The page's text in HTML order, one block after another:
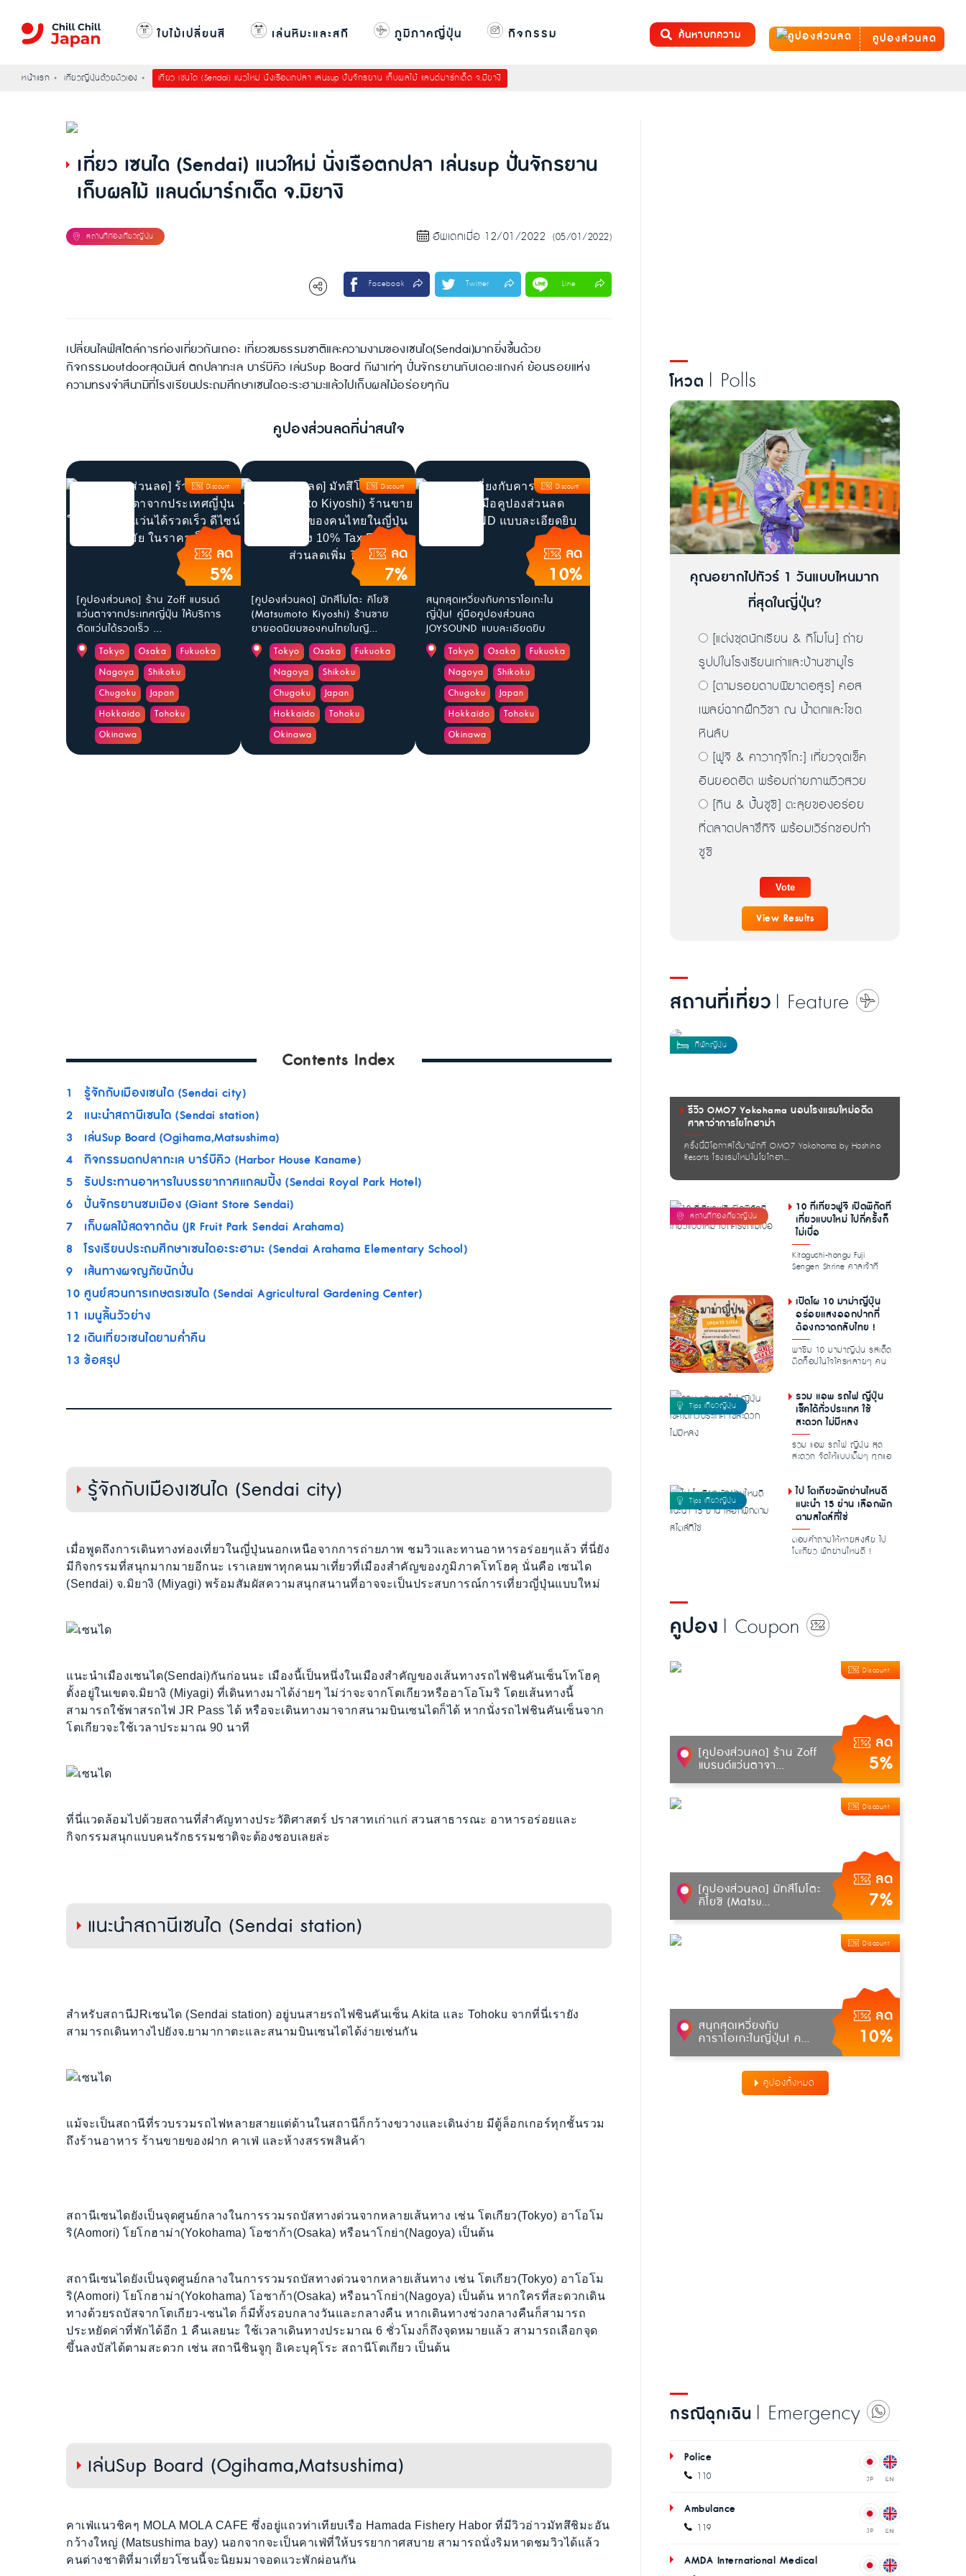
ใบไม้เปลี่ยนสี เล่นหิมะและสกี ภูมิภาคญี่ปุ่น กิจกรรม ค้นหาบทความ คูปองส่วนลด
หน้าแรก เที่ยวญี่ปุ่นด้วยตัวเอง เที่ยว เซนได (Sendai) แนวใหม่ นั่งเรือตกปลา เล่นsup ปั่นจักรยาน เก็บผลไม้ แลนด์มาร์กเด็ด จ.มิยางิ
เที่ยว เซนได (Sendai) แนวใหม่ นั่งเรือตกปลา เล่นsup ปั่นจักรยาน
เก็บผลไม้ แลนด์มาร์กเด็ด จ.มิยางิ
อัพเดทเมื่อ 12/01/2022 (05/01/2022)
Facebook Twitter Line
เปลี่ยนไลฟ์สไตล์การท่องเที่ยวกันเถอะ เที่ยวชมธรรมชาติและความงามของเซนได(Sendai)มากยิ่งขึ้นด้วย
กิจกรรมoutdoorสุดมันส์ ตกปลาทะเล บาร์บีคิว เล่นSup Board กีฬาเท่ๆ ปั่นจักรยานกับเดอะแกงค์ ย้อนรอยแห่ง
ความทรงจำสึนามิที่โรงเรียนประถมศึกษาเซนไดอะระฮามะแล้วไปเก็บผลไม้อร่อยๆกัน
คูปองส่วนลดที่น่าสนใจ
ลด
5%
Discount
[คูปองส่วนลด] ร้าน Zoff แบรนด์
แว่นตาจากประเทศญี่ปุ่น ให้บริการ
ตัดแว่นได้รวดเร็ว ...
Tokyo Osaka
Fukuoka
Nagoya
Shikoku
Chugoku
Japan
Hokkaido
Tohoku
Okinawa
ลด
7%
Discount
[คูปองส่วนลด] มัทสึโมโตะ คิโยชิ
(Matsumoto Kiyoshi) ร้านขาย
ยายอดนิยมของคนไทยในญี...
Tokyo Osaka
Fukuoka
Nagoya
Shikoku
Chugoku
Japan
Hokkaido
Tohoku
Okinawa
ลด
10%
Discount
สนุกสุดเหวี่ยงกับคาราโอเกะใน
ญี่ปุ่น! คู่มือคูปองส่วนลด
JOYSOUND แบบละเอียดยิบ
Tokyo Osaka
Fukuoka
Nagoya
Shikoku
Chugoku
Japan
Hokkaido
Tohoku
Okinawa
Contents Index
1
รู้จักกับเมืองเซนได (Sendai city)
2
แนะนำสถานีเซนได (Sendai station)
3
เล่นSup Board (Ogihama,Matsushima)
4 กิจกรรมตกปลาทะเล บาร์บีคิว (Harbor House Kaname)
5
รับประทานอาหารในบรรยากาศแกลมปิ้ง (Sendai Royal Park Hotel)
6 ปั่นจักรยานชมเมือง (Giant Store Sendai)
7
เก็บผลไม้สดจากต้น (JR Fruit Park Sendai Arahama)
8 โรงเรียนประถมศึกษาเซนไดอะระฮามะ (Sendai Arahama Elementary School)
9
เส้นทางผจญภัยนักปั่น
10 ศูนย์สวนการเกษตรเซนได (Sendai Agricultural Gardening Center)
11 เมนูลิ้นวัวย่าง
12 เดินเที่ยวเซนไดยามค่ำคืน
13 ข้อสรุป
รู้จักกับเมืองเซนได (Sendai city)
เมื่อพูดถึงการเดินทางท่องเที่ยวในญี่ปุ่นนอกเหนือจากการถ่ายภาพ ชมวิวและทานอาหารอร่อยๆแล้ว ที่นี่ยัง
มีกิจกรรมที่สนุกมากมายอีกนะ เราเลยพาทุกคนมาเที่ยวที่เมืองสำคัญของภูมิภาคโทโฮคุ นั่นคือ เซนได
(Sendai) จ.มิยางิ (Miyagi) พร้อมสัมผัสความสนุกสนานที่อาจจะเป็นประสบการณ์การเที่ยวญี่ปุ่นแบบใหม่
แนะนำเมืองเซนได(Sendai)กันก่อนนะ เมืองนี้เป็นหนึ่งในเมืองสำคัญของเส้นทางรถไฟชินคันเซ็นโทโฮคุ
ตั้งอยู่ในเขตจ.มิยางิ (Miyagi) ที่เดินทางมาได้ง่ายๆ ไม่ว่าจะจากโตเกียวหรืออาโอโมริ โดยเส้นทางนี้
สามารถใช้พาสรถไฟ JR Pass ได้ หรือจะเดินทางมาจากสนามบินเซนไดก็ได้ หากนั่งรถไฟชินคันเซ็นจาก
โตเกียวจะใช้เวลาประมาณ 90 นาที
ที่นี่แวดล้อมไปด้วยสถานที่สำคัญทางประวัติศาสตร์ ปราสาทเก่าแก่ สวนสาธารณะ อาหารอร่อยและ
กิจกรรมสนุกแบบคนรักธรรมชาติจะต้องชอบเลยล่ะ
แนะนำสถานีเซนได (Sendai station)
สำหรับสถานีJRเซนได (Sendai station) อยู่บนสายรถไฟชินคันเซ็น Akita และ Tohoku จากที่นี่เรายัง
สามารถเดินทางไปยังจ.ยามากาตะและสนามบินเซนไดได้ง่ายเช่นกัน
แม้จะเป็นสถานีที่รวบรวมรถไฟหลายสายแต่ด้านในสถานีก็กว้างขวางและเดินง่าย มีตู้ล็อกเกอร์ทุกชั้นรวม
ถึงร้านอาหาร ร้านขายของฝาก คาเฟ่ และห้างสรรพสินค้า
สถานีเซนไดยังเป็นจุดศูนย์กลางในการรวมรถบัสทางด่วนจากหลายเส้นทาง เช่น โตเกียว(Tokyo) อาโอโม
ริ(Aomori) โยโกฮาม่า(Yokohama) โอซาก้า(Osaka) หรือนาโกย่า(Nagoya) เป็นต้น
สถานีเซนไดยังเป็นจุดศูนย์กลางในการรวมรถบัสทางด่วนจากหลายเส้นทาง เช่น โตเกียว(Tokyo) อาโอโม
ริ(Aomori) โยโกฮาม่า(Yokohama) โอซาก้า(Osaka) หรือนาโกย่า(Nagoya) เป็นต้น หากใครที่สะดวกเดิน
ทางด้วยรถบัสจากโตเกียว-เซนได ก็มีทั้งรอบกลางวันและกลางคืน หากเดินทางช่วงกลางคืนก็สามารถ
ประหยัดค่าที่พักได้อีก 1 คืนเลยนะ ใช้เวลาเดินทางประมาณ 6 ชั่วโมงก็ถึงจุดหมายแล้ว สามารถเลือกจุด
ขึ้นลงบัสได้ตามสะดวก เช่น สถานีชินจูกุ อิเคะบุคุโระ สถานีโตเกียว เป็นต้น
เล่นSup Board (Ogihama,Matsushima)
คาเฟ่แนวชิคๆ MOLA MOLA CAFE ซึ่งอยู่แถวท่าเทียบเรือ Hamada Fishery Habor ที่มีวิวอ่าวมัทสึชิมะอัน
กว้างใหญ่ (Matsushima bay) นอกจากจะเป็นคาเฟ่ที่ให้บรรยากาศสบาย สามารถนั่งริมหาดชมวิวได้แล้ว
คนต่างชาติที่มาเที่ยวโซนนี้จะนิยมมาจอดแวะพักผ่อนกัน
โหวต | Polls
คุณอยากไปทัวร์ 1 วันแบบไหนมาก
ที่สุดในญี่ปุ่น?
[แต่งชุดนักเรียน & กิโมโน] ถ่าย
รูปปในโรงเรียนเก่าและบ้านซามูไร
[ตามรอยดาบพิฆาตอสูร] คอส
เพลย์ฉากฝึกวิชา ณ น้ำตกและโขด
หินลับ
[ฟูจิ & คาวากุจิโกะ] เที่ยวจุดเช็ค
อินยอดฮิต พร้อมถ่ายภาพวิวสวย
[กิน & ปั้นซูชิ] ตะลุยของอร่อย
ที่ตลาดปลาซึกิจิ พร้อมเวิร์กชอปทำ
ซูชิ
View Results
สถานที่เที่ยว | Feature
รีวิว OMO7 Yokohama นอนโรงแรมใหม่อดีต
ศาลาว่าการโยโกฮาม่า
ครั้งนี้มีโอกาสได้มาพักที่ OMO7 Yokohama by Hoshino
Resorts โรงแรมใหม่ในโยโกฮา...
10 ที่เที่ยวฟูจิ เปิดพิกัดที่
เที่ยวแบบใหม่ ไปกี่ครั้งก็
ไม่เบื่อ
Kitaguchi-hongu Fuji
Sengen Shrine ศาลเจ้าที่
เปิดโผ 10 มาม่าญี่ปุ่น
อร่อยแสงออกปากที่
ต้องกวาดกลับไทย !
พาชิม 10 มาม่าญี่ปุ่น รสเด็ด
ติดท็อปในใจใครหลายๆ คน
รวม แอพ รถไฟ ญี่ปุ่น
เช็คได้ทั่วประเทศ ใช้
สะดวก ไม่มีหลง
รวม แอพ รถไฟ ญี่ปุ่น สุด
สะดวก จัดให้แบบเต็มๆ ทุกแอ
ไป โตเกียวพักย่านไหนดี
แนะนำ 15 ย่าน เลือกพัก
ตามสไตล์ที่ใช่
ตอบคำถามให้หายสงสัย ไป
โตเกียว พักย่านไหนดี !
คูปอง | Coupon
ลด
5%
Discount
[คูปองส่วนลด] ร้าน Zoff
แบรนด์แว่นตาจา...
ลด
7%
Discount
[คูปองส่วนลด] มัทสึโมโตะ
คิโยชิ (Matsu...
ลด
10%
Discount
สนุกสุดเหวี่ยงกับ
คาราโอเกะในญี่ปุ่น! ค...
คูปองทั้งหมด
กรณีฉุกเฉิน | Emergency
Police
110
Ambulance
119
AMDA International Medical